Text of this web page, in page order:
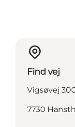
Find vej
Vigsøvej
7730